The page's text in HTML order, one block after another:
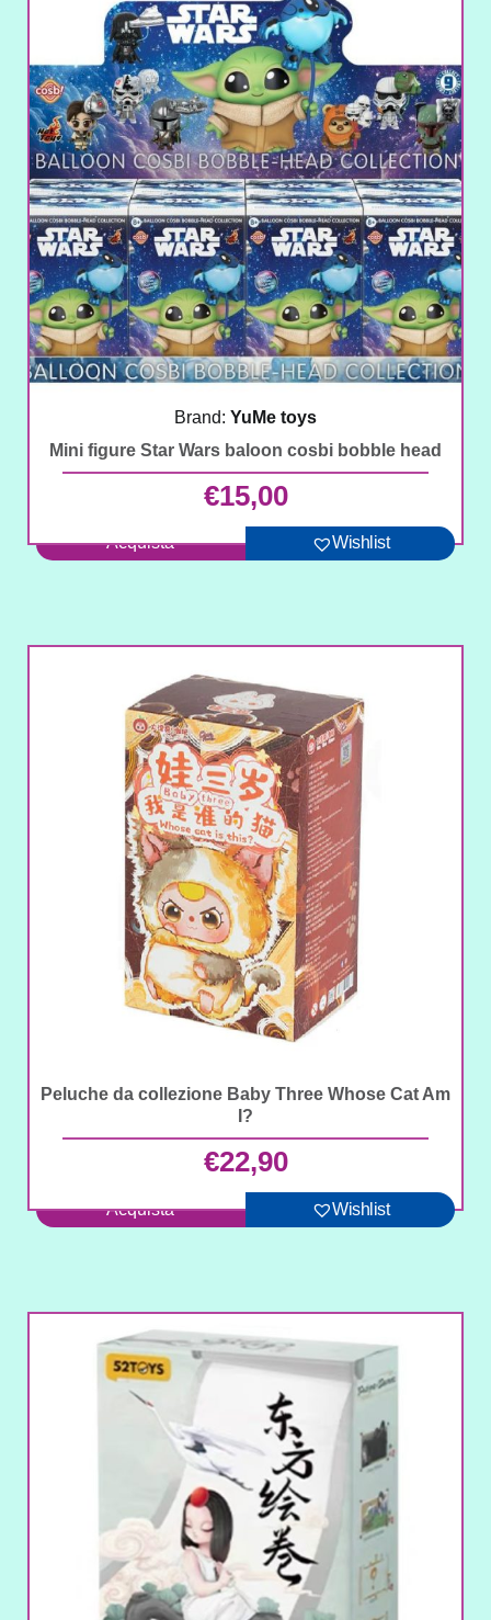
Brand: YuMe toys
Mini figure Star Wars baloon cosbi bobble head
€15,00
Acquista Wishlist
Peluche da collezione Baby Three Whose Cat Am
I?
€22,90
Acquista Wishlist